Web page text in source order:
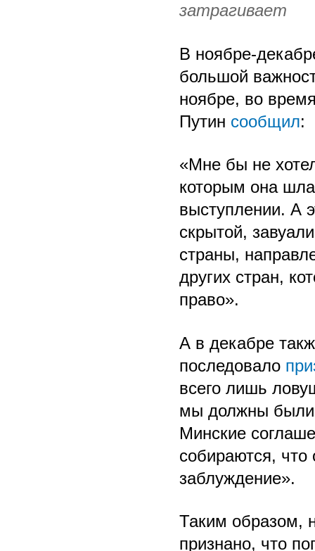
затрагивает
В ноябре-
большой
ноябре, во
Путин сообщил:
«Мне бы не
которым она
выступлении. А
скрытой,
страны,
других стран,
право».
А в декабре
последовало
всего лишь
мы должны были
Минские
собираются, что
заблуждение».
Таким образом,
признано, что